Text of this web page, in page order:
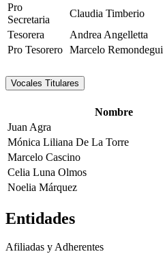
Pro
Secretaria
Claudia Timberio
Tesorera
Andrea Angelletta
Pro Tesorero Marcelo Remondegui
Vocales Titulares
Nombre
Juan Agra
Mónica Liliana De La Torre
Marcelo Cascino
Celia Luna Olmos
Noelia Márquez
Entidades
Afiliadas y Adherentes